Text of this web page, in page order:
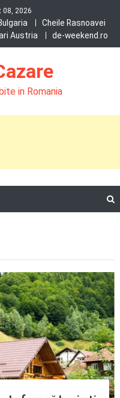
08, 2026
Cheile Rasnoavei
Austria de-weekend.ro
in Romania